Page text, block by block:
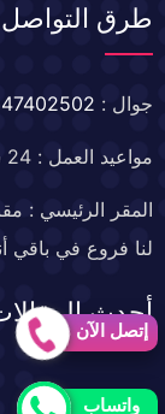
طرق التواصل
جوال :
مواعيد العمل : 24 ساعة طوال أيام الأسبوع
المقر الرئيسي :
لنا فروع في باقي
أحدث
خدمات العزل
إتصل الآن
واتساب